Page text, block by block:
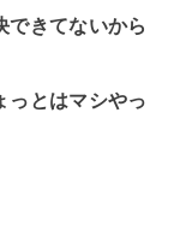
できてないから
っとはマシやっ